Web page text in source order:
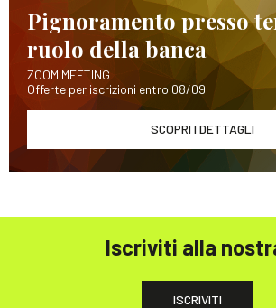
Pignoramento presso
ruolo della banca
ZOOM MEETING
Offerte per iscrizioni entro 08/09
SCOPRI I DETTAGLI
Iscriviti alla
ISCRIVITI